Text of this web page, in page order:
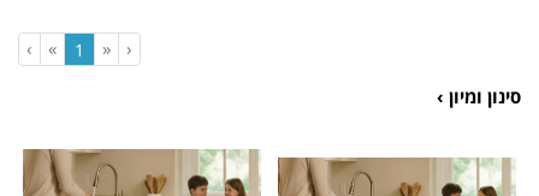
‹
«
1
»
›
סינון ומיון ›